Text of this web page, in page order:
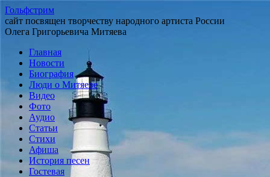
Гольфстрим
сайт посвящен творчеству народного артиста России
Олега Григорьевича Митяева
Главная
Новости
Биография
Люди о Митяеве
Видео
Фото
Аудио
Статьи
Стихи
Афиша
История песен
Гостевая